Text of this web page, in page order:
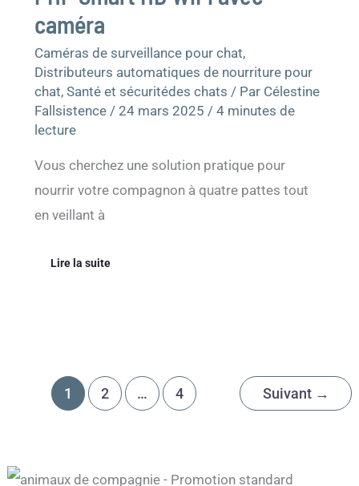
caméra
Caméras de surveillance pour chat,
Distributeurs automatiques de nourriture pour
chat,Santé et sécuritédes chats / Par Célestine
Fallsistence /24 mars 2025 /4 minutes de
lecture
Vous cherchez une solution pratique pour
nourrir votre compagnon à quatre pattes tout
en veillant à
Lire la suite
1 2 … 4 Suivant →